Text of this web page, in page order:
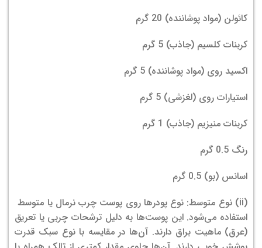
کائولن (مواد پوشاننده) 20 گرم
کربنات کلسیم (جاذب) 5 گرم
اکسید روی (مواد پوشاننده) 5 گرم
استیارات روی (لغزشی) 5 گرم
کربنات منیزیم (جاذب) 1 گرم
رنگ 0.5 گرم
اسانس (بو) 0.5 گرم
(ii) نوع متوسط: نوع پودرها روی پوست چرب نرمال یا متوسط ​​
استفاده می‌شود. این پوست‌ها به دلیل ترشحات چربی یا تعریق
(عرق) ماهیت براق دارند. آن‌ها در مقایسه با نوع سبک قدرت